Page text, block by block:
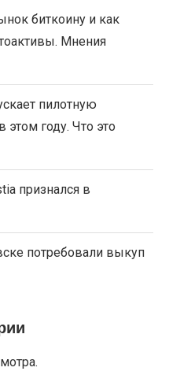
биткоину и как
Мнения
пилотную
году. Что это
признался в
потребовали выкуп